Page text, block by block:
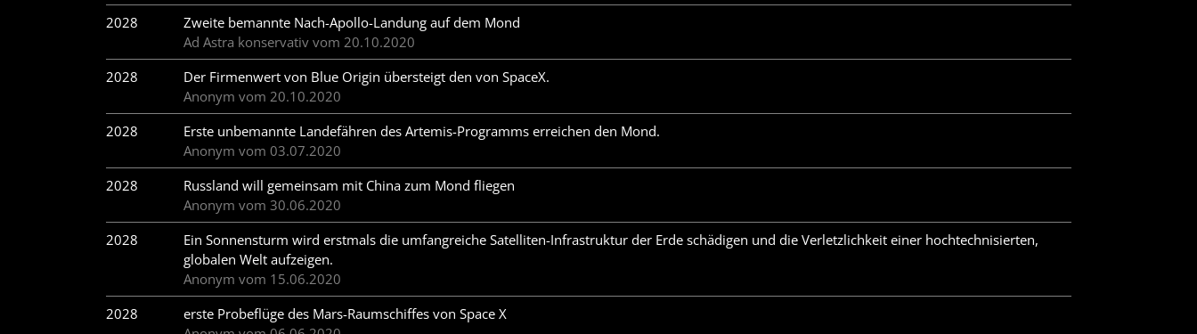
2028
Zweite bemannte Nach-Apollo-Landung auf dem Mond
Ad Astra konservativ vom 20.10.2020
2028
Der Firmenwert von Blue Origin übersteigt den von SpaceX.
Anonym vom 20.10.2020
2028
Erste unbemannte Landefähren des Artemis-Programms erreichen den Mond.
Anonym vom 03.07.2020
2028
Russland will gemeinsam mit China zum Mond fliegen
Anonym vom 30.06.2020
2028
Ein Sonnensturm wird erstmals die umfangreiche Satelliten-Infrastruktur der Erde schädigen und die Verletzlichkeit einer hochtechnisierten,
globalen Welt aufzeigen.
Anonym vom 15.06.2020
2028
erste Probeflüge des Mars-Raumschiffes von Space X